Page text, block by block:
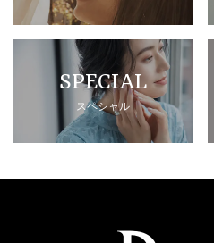
SPECIAL
スペシャル